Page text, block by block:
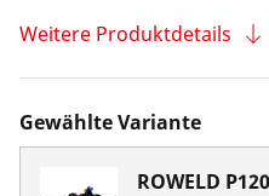
Weitere Produktdetails
Gewählte Variante
ROWELD